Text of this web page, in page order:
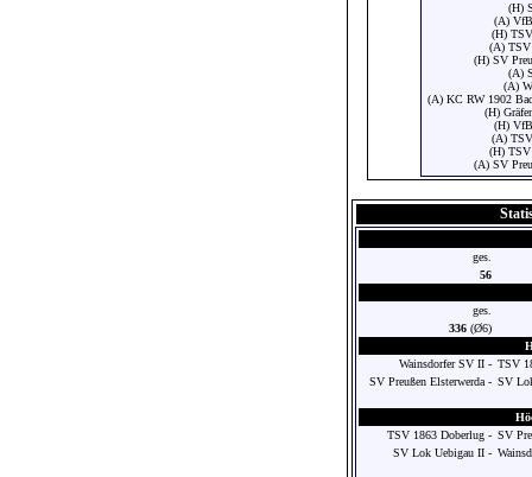
(H)
(A)
(H)
(A) TSV
(H) SV
(A)
(A)
(A) KC RW 1902
(H)
(H)
(A)
(H) TSV
(A) SV
ges.
56
ges.
336 (Ø6)
Wainsdorfer SV II - TSV
SV Preußen Elsterwerda - SV
TSV 1863 Doberlug - SV
SV Lok Uebigau II -